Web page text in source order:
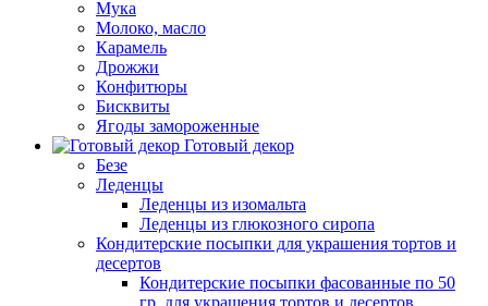
Мука
Молоко, масло
Карамель
Дрожжи
Конфитюры
Бисквиты
Ягоды замороженные
Готовый декор
Безе
Леденцы
Леденцы из изомальта
Леденцы из глюкозного сиропа
Кондитерские посыпки для украшения тортов и
десертов
Кондитерские посыпки фасованные по 50
гр. для украшения тортов и десертов